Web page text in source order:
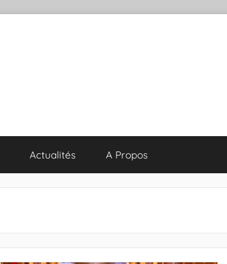
Actualités A Propos